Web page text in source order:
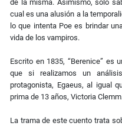
de la misma. Asimismo, sólo
cual es una alusión a la
lo que intenta Poe es brindar
vida de los vampiros.
Escrito en 1835, “Berenice” es
que si realizamos un
protagonista, Egaeus, al igual
prima de 13 años, Victoria
La trama de este cuento trata